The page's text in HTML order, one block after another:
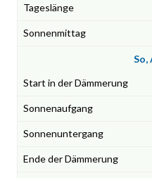
So,